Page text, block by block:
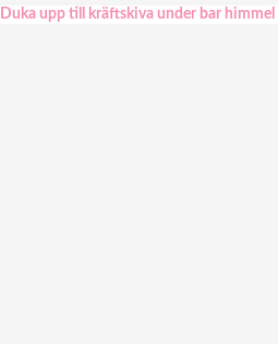
Duka upp till kräftskiva under bar himmel